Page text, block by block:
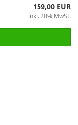
159,00 EUR
inkl. 20% MwSt.